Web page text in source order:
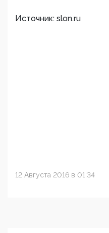
Источник: slon.ru
12 Августа 2016 в 01:34